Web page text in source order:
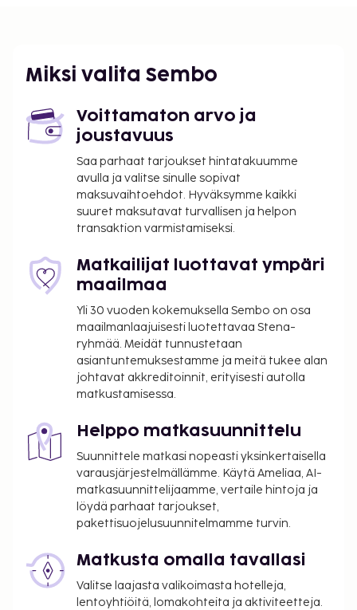
Miksi valita Sembo
Voittamaton arvo ja
joustavuus
Saa parhaat tarjoukset hintatakuumme
avulla ja valitse sinulle sopivat
maksuvaihtoehdot. Hyväksymme kaikki
suuret maksutavat turvallisen ja helpon
transaktion varmistamiseksi.
Matkailijat luottavat ympäri
maailmaa
Yli 30 vuoden kokemuksella Sembo on osa
maailmanlaajuisesti luotettavaa Stena-
ryhmää. Meidät tunnustetaan
asiantuntemuksestamme ja meitä tukee alan
johtavat akkreditoinnit, erityisesti autolla
matkustamisessa.
Helppo matkasuunnittelu
Suunnittele matkasi nopeasti yksinkertaisella
varausjärjestelmällämme. Käytä Ameliaa, AI-
matkasuunnittelijaamme, vertaile hintoja ja
löydä parhaat tarjoukset,
pakettisuojelusuunnitelmamme turvin.
Matkusta omalla tavallasi
Valitse laajasta valikoimasta hotelleja,
lentoyhtiöitä, lomakohteita ja aktiviteetteja.